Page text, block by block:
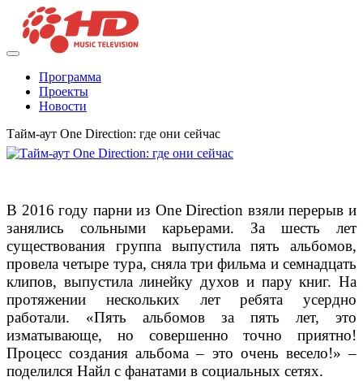
Программа
Проекты
Новости
Тайм-аут One Direction: где они сейчас
В 2016 году парни из One Direction взяли перерыв и
занялись сольными карьерами. За шесть лет
существования группа выпустила пять альбомов,
провела четыре тура, сняла три фильма и семнадцать
клипов, выпустила линейку духов и пару книг. На
протяжении нескольких лет ребята усердно
работали. «Пять альбомов за пять лет, это
изматывающе, но совершенно точно приятно!
Процесс создания альбома – это очень весело!» –
поделился Найл с фанатами в социальных сетях.